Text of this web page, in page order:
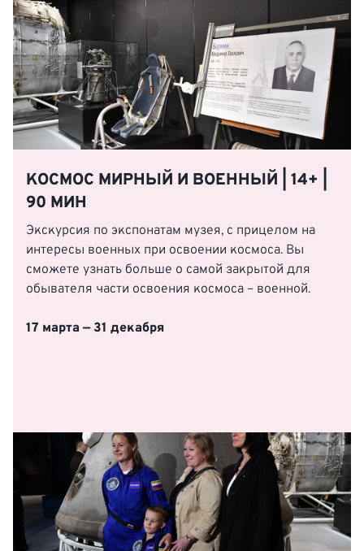
КОСМОС МИРНЫЙ И ВОЕННЫЙ | 14+ |
90 МИН
Экскурсия по экспонатам музея, с прицелом на
интересы военных при освоении космоса. Вы
сможете узнать больше о самой закрытой для
обывателя части освоения космоса – военной.
17 марта — 31 декабря